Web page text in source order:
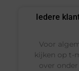
Iedere
Voor
kijken op t-
over